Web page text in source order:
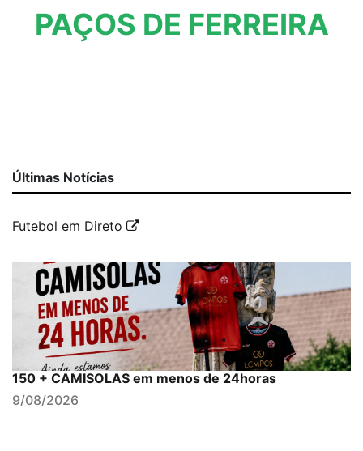
PAÇOS DE FERREIRA
Últimas Notícias
Futebol em Direto
150 + CAMISOLAS em menos de 24horas
9/08/2026